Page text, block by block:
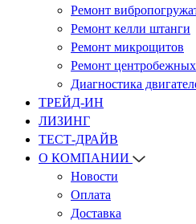
Ремонт
Ремонт келли штанги
Ремонт микрощитов
Ремонт центробежных
Диагностика
ТРЕЙД-ИН
ЛИЗИНГ
ТЕСТ-ДРАЙВ
О КОМПАНИИ
Новости
Оплата
Доставка